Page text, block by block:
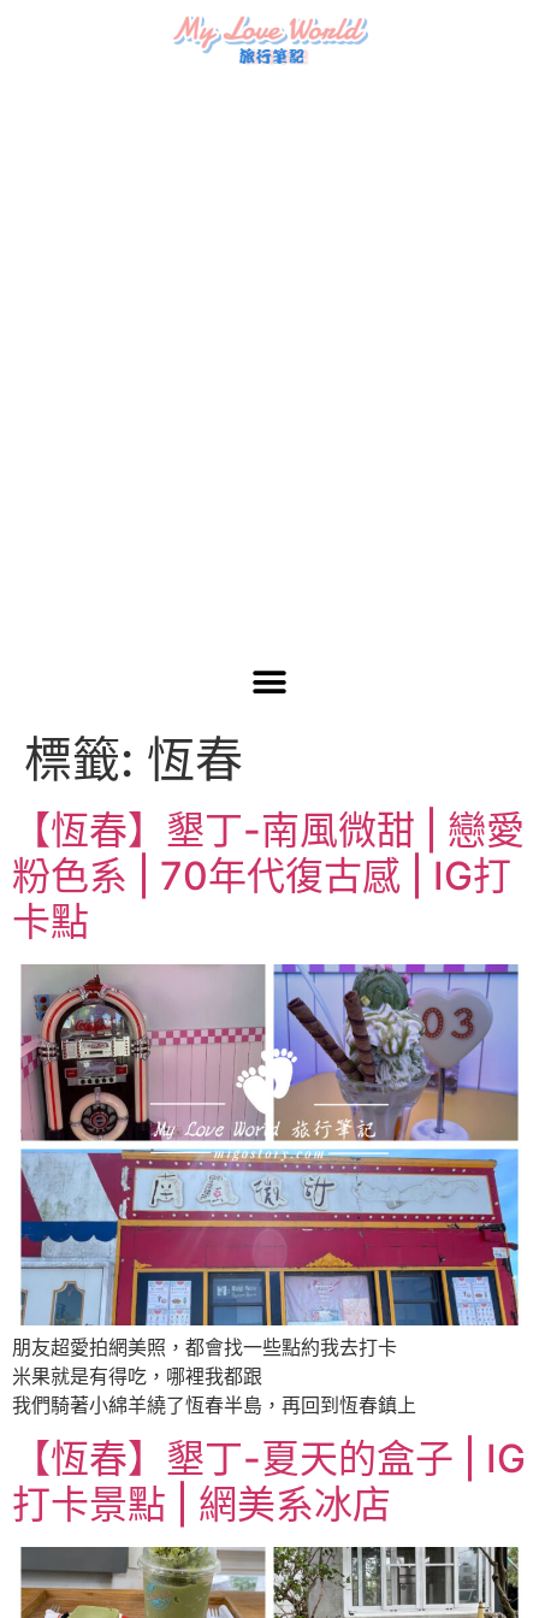
標籤: 恆春
【恆春】墾丁-南風微甜 | 戀愛
粉色系 | 70年代復古感 | IG打
卡點
朋友超愛拍網美照，都會找一些點約我去打卡
米果就是有得吃，哪裡我都跟
我們騎著小綿羊繞了恆春半島，再回到恆春鎮上
【恆春】墾丁-夏天的盒子 | IG
打卡景點 | 網美系冰店